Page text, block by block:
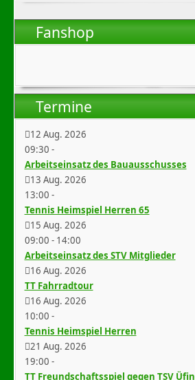
Fanshop
Termine
12 Aug. 2026
09:30 -
Arbeitseinsatz des Bauausschusses
13 Aug. 2026
13:00 -
Tennis Heimspiel Herren 65
15 Aug. 2026
09:00 - 14:00
Arbeitseinsatz des STV Mitglieder
16 Aug. 2026
TT Fahrradtour
16 Aug. 2026
10:00 -
Tennis Heimspiel Herren
21 Aug. 2026
19:00 -
TT Freundschaftsspiel gegen TSV